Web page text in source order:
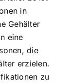
in
Gehälter
eine
die
erzielen.
zu